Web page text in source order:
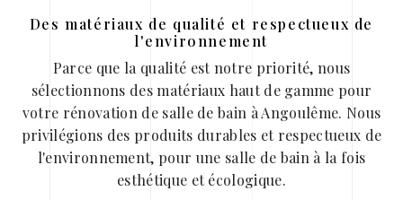
Des matériaux de qualité et respectueux de
l'environnement
Parce que la qualité est notre priorité, nous
sélectionnons des matériaux haut de gamme pour
votre rénovation de salle de bain à Angoulême. Nous
privilégions des produits durables et respectueux de
l'environnement, pour une salle de bain à la fois
esthétique et écologique.